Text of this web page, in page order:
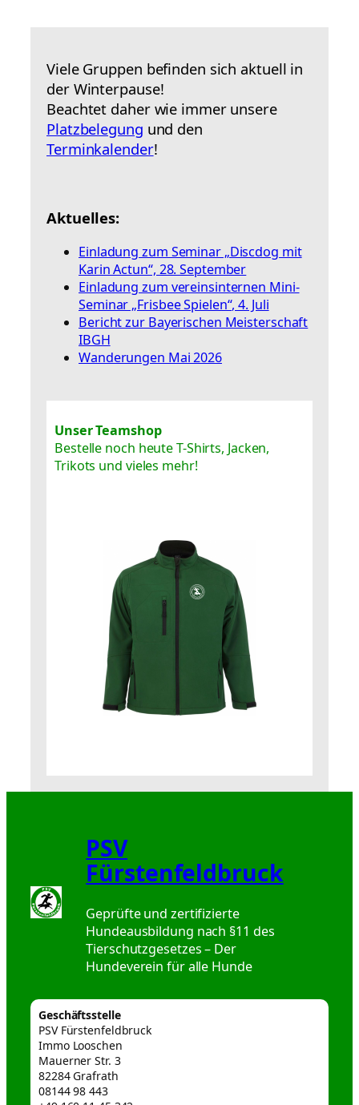
Viele Gruppen befinden sich aktuell in
der Winterpause!
Beachtet daher wie immer unsere
Platzbelegung und den
Terminkalender!
Aktuelles:
Einladung zum Seminar „Discdog mit
Karin Actun“, 28. September
Einladung zum vereinsinternen Mini-
Seminar „Frisbee Spielen“, 4. Juli
Bericht zur Bayerischen Meisterschaft
IBGH
Wanderungen Mai 2026
Unser Teamshop
Bestelle noch heute T-Shirts, Jacken,
Trikots und vieles mehr!
PSV
Fürstenfeldbruck
Geprüfte und zertifizierte
Hundeausbildung nach §11 des
Tierschutzgesetzes – Der
Hundeverein für alle Hunde
Geschäftsstelle
PSV Fürstenfeldbruck
Immo Looschen
Mauerner Str. 3
82284 Grafrath
08144 98 443